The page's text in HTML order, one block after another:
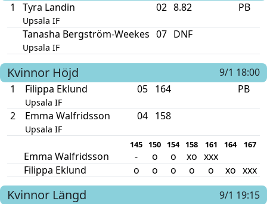
1
Tyra Landin
Upsala IF
02 8.82 PB
Tanasha Bergström-Weekes
Upsala IF
07 DNF
Kvinnor Höjd
9/1 18:00
1
Filippa Eklund
Upsala IF
05 164 PB
2 Emma Walfridsson
Upsala IF
04 158
145 150 154 158 161 164 167
Emma Walfridsson - o o xo xxx
Filippa Eklund
o o o o o xo xxx
Kvinnor Längd
9/1 19:15